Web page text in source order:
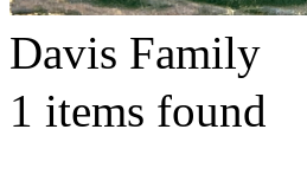
Davis Family
1 items found